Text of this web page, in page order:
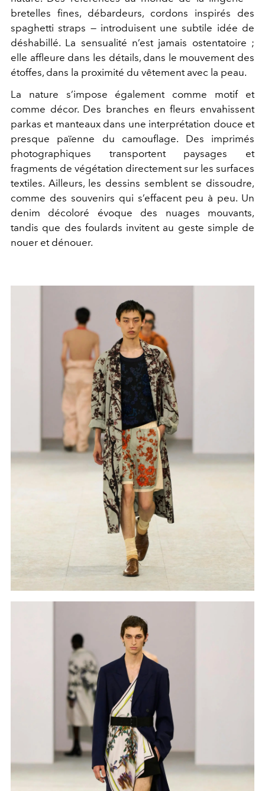
bretelles fines, débardeurs, cordons inspirés des
spaghetti straps — introduisent une subtile idée de
déshabillé. La sensualité n’est jamais ostentatoire ;
elle affleure dans les détails, dans le mouvement des
étoffes, dans la proximité du vêtement avec la peau.
La nature s’impose également comme motif et
comme décor. Des branches en fleurs envahissent
parkas et manteaux dans une interprétation douce et
presque païenne du camouflage. Des imprimés
photographiques transportent paysages et
fragments de végétation directement sur les surfaces
textiles. Ailleurs, les dessins semblent se dissoudre,
comme des souvenirs qui s’effacent peu à peu. Un
denim décoloré évoque des nuages mouvants,
tandis que des foulards invitent au geste simple de
nouer et dénouer.